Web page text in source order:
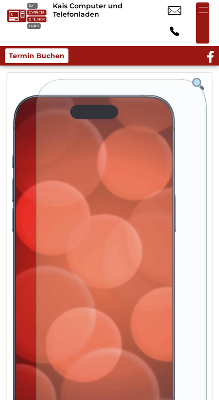
Kais Computer und
Telefonladen
Termin Buchen